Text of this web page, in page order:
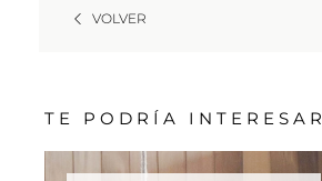
VOLVER
TE PODRÍA INTERESAR